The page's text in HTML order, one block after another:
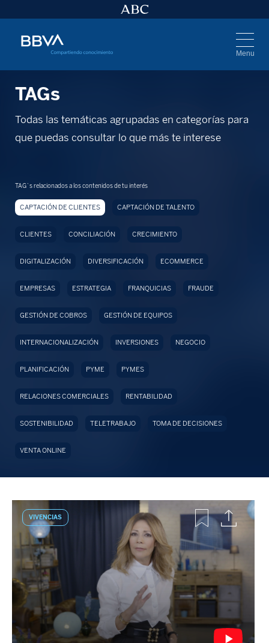
Menu
TAGs
Todas las temáticas agrupadas en categorías para
que puedas consultar lo que más te interese
TAG`s relacionados a los contenidos de tu interés
CAPTACIÓN DE CLIENTES CAPTACIÓN DE TALENTO
CLIENTES CONCILIACIÓN CRECIMIENTO
DIGITALIZACIÓN DIVERSIFICACIÓN ECOMMERCE
EMPRESAS ESTRATEGIA FRANQUICIAS FRAUDE
GESTIÓN DE COBROS GESTIÓN DE EQUIPOS
INTERNACIONALIZACIÓN INVERSIONES NEGOCIO
PLANIFICACIÓN PYME PYMES
RELACIONES COMERCIALES RENTABILIDAD
SOSTENIBILIDAD TELETRABAJO TOMA DE DECISIONES
VENTA ONLINE
VIVENCIAS